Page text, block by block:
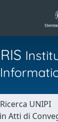
UNIPI
Atti di